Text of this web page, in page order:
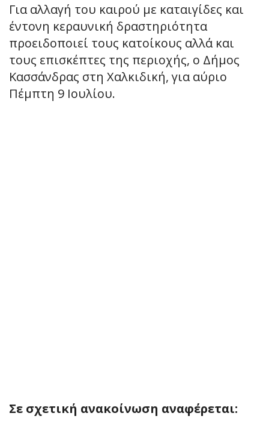
Για αλλαγή του καιρού με καταιγίδες και
έντονη κεραυνική δραστηριότητα
προειδοποιεί τους κατοίκους αλλά και
τους επισκέπτες της περιοχής, ο Δήμος
Κασσάνδρας στη Χαλκιδική, για αύριο
Πέμπτη 9 Ιουλίου.
Σε σχετική ανακοίνωση αναφέρεται: